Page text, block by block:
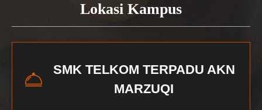
Lokasi Kampus
SMK TELKOM TERPADU AKN
MARZUQI